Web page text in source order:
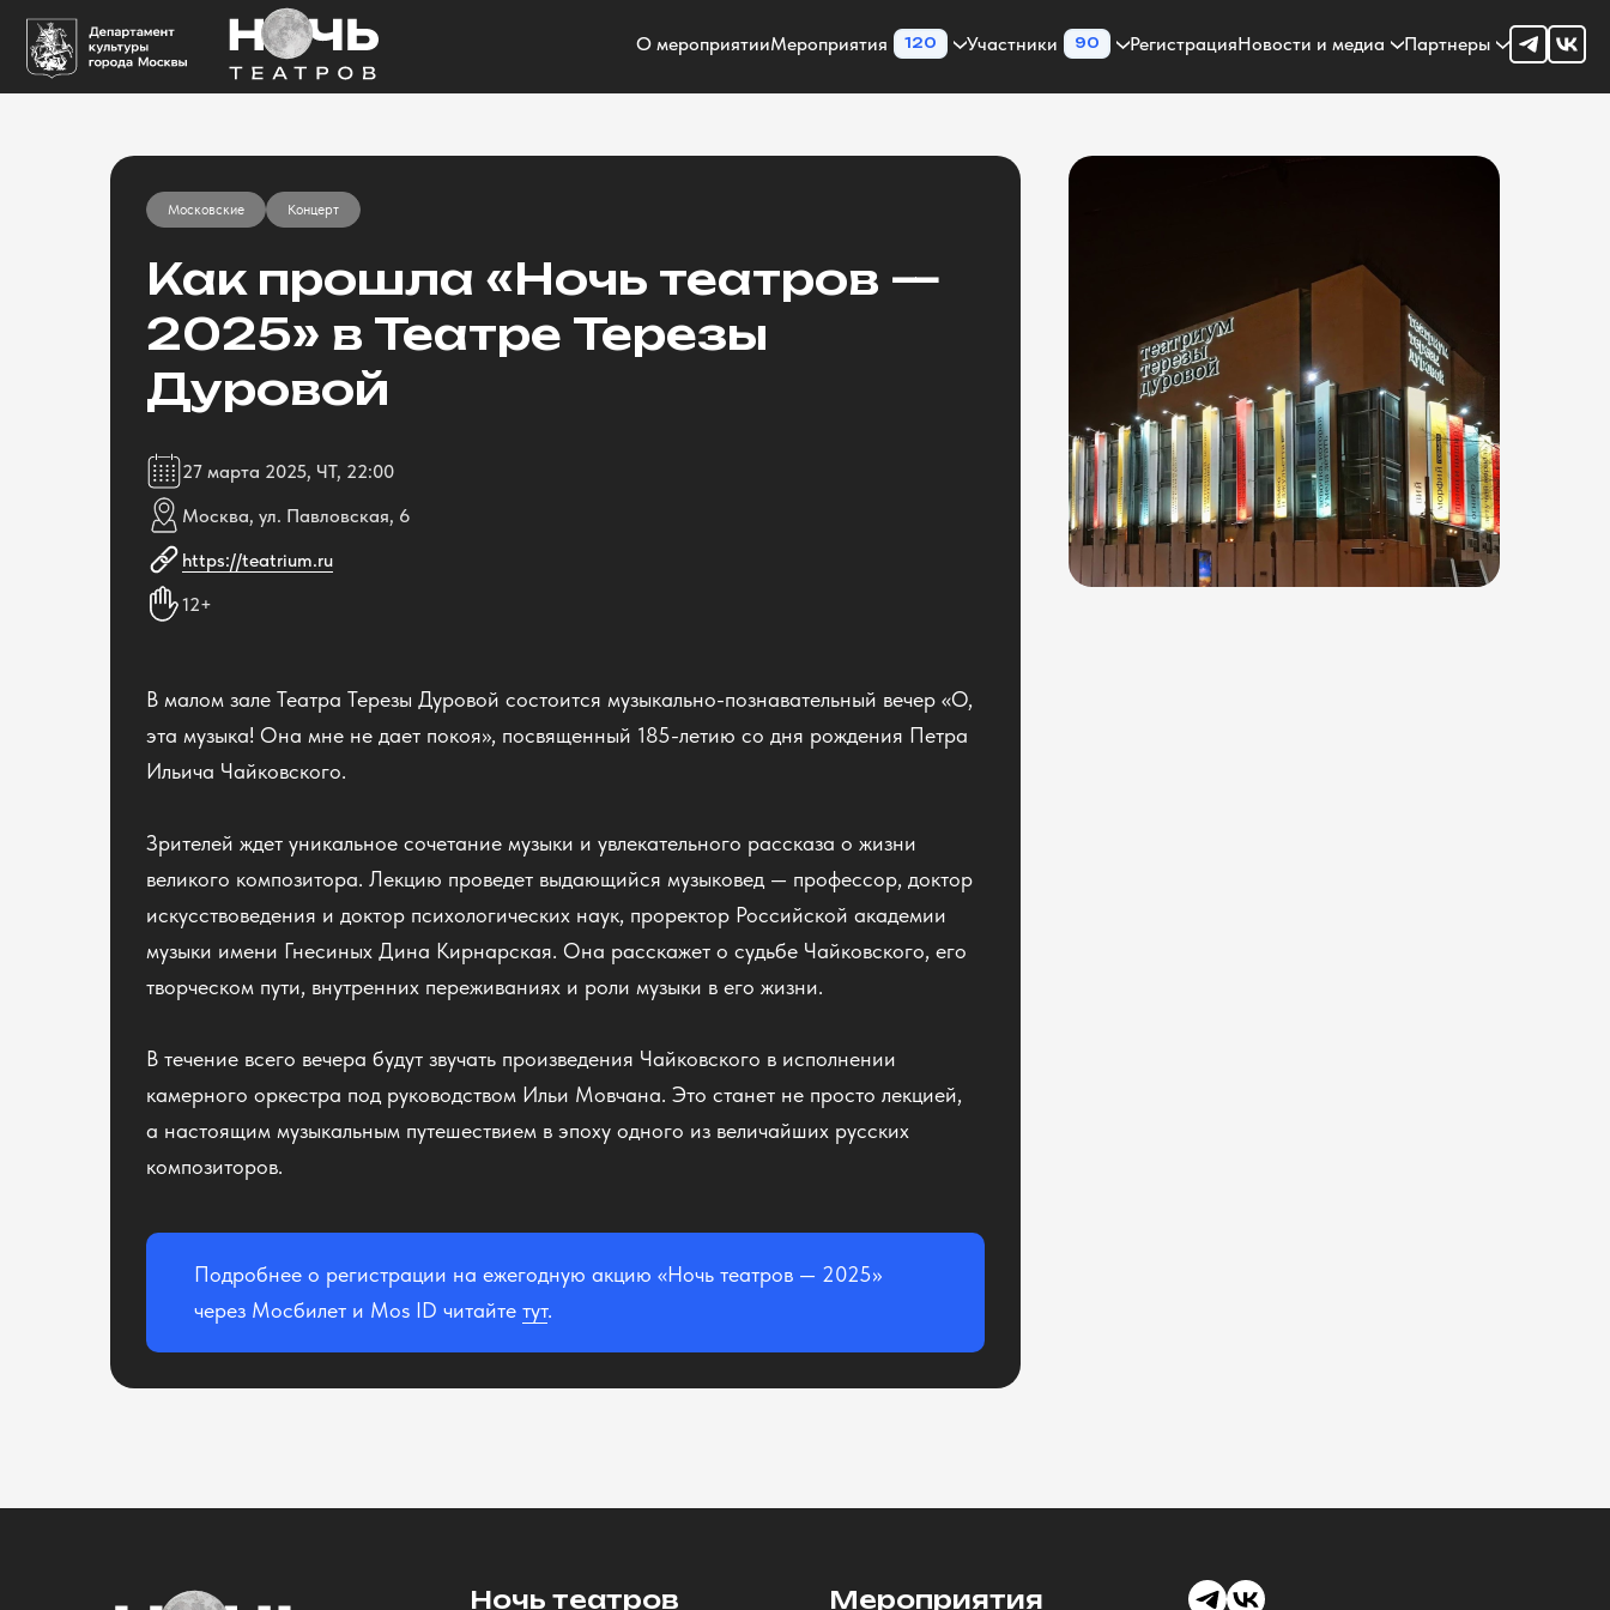
О мероприятииМероприятия 120 Участники 90 РегистрацияНовости и медиа Партнеры
Московские Концерт
Как прошла «Ночь театров —
2025» в Театре Терезы
Дуровой
27 марта 2025, ЧТ, 22:00
Москва, ул. Павловская, 6
https://teatrium.ru
12+
В малом зале Театра Терезы Дуровой состоится музыкально-познавательный вечер «О,
эта музыка! Она мне не дает покоя», посвященный 185-летию со дня рождения Петра
Ильича Чайковского.
Зрителей ждет уникальное сочетание музыки и увлекательного рассказа о жизни
великого композитора. Лекцию проведет выдающийся музыковед — профессор, доктор
искусствоведения и доктор психологических наук, проректор Российской академии
музыки имени Гнесиных Дина Кирнарская. Она расскажет о судьбе Чайковского, его
творческом пути, внутренних переживаниях и роли музыки в его жизни.
В течение всего вечера будут звучать произведения Чайковского в исполнении
камерного оркестра под руководством Ильи Мовчана. Это станет не просто лекцией,
а настоящим музыкальным путешествием в эпоху одного из величайших русских
композиторов.
Подробнее о регистрации на ежегодную акцию «Ночь театров — 2025»
через Мосбилет и Mos ID читайте тут.
Ночь театров Мероприятия